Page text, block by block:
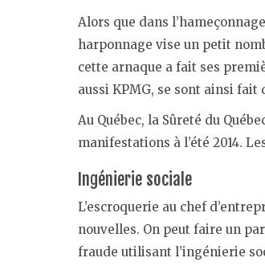
Alors que dans
harponnage vise un petit
cette arnaque a fait ses
aussi KPMG, se sont ainsi fait
Au Québec, la Sûreté du
manifestations à l’été 2014.
Ingénierie sociale
L’escroquerie au chef
nouvelles. On peut faire un
fraude utilisant l’ingénierie